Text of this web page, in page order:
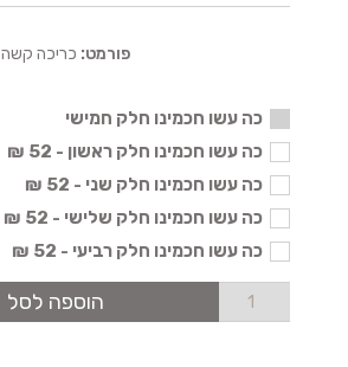
פורמט: כריכה קשה
כה עשו חכמינו חלק חמישי
כה עשו חכמינו חלק ראשון - 52 ₪
כה עשו חכמינו חלק שני - 52 ₪
כה עשו חכמינו חלק שלישי - 52 ₪
כה עשו חכמינו חלק רביעי - 52 ₪
הוספה לסל